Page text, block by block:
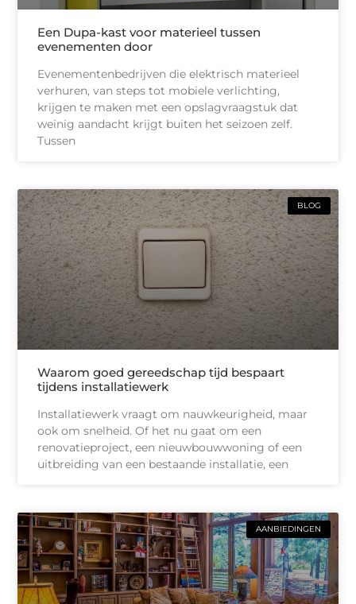
Een Dupa-kast voor materieel tussen
evenementen door
Evenementenbedrijven die elektrisch materieel
verhuren, van steps tot mobiele verlichting,
krijgen te maken met een opslagvraagstuk dat
weinig aandacht krijgt buiten het seizoen zelf.
Tussen
BLOG
Waarom goed gereedschap tijd bespaart
tijdens installatiewerk
Installatiewerk vraagt om nauwkeurigheid, maar
ook om snelheid. Of het nu gaat om een
renovatieproject, een nieuwbouwwoning of een
uitbreiding van een bestaande installatie, een
AANBIEDINGEN